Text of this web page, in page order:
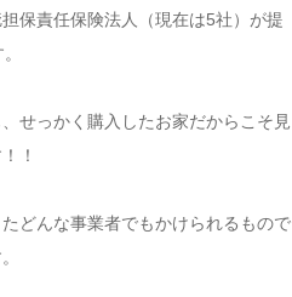
保責任保険法人（現在は5社）が提
せっかく購入したお家だからこそ見
！
どんな事業者でもかけられるもので